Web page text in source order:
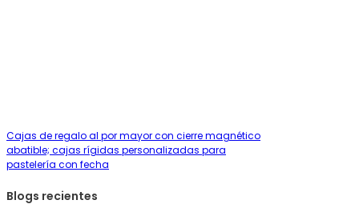
Cajas de regalo al por mayor con cierre magnético
abatible; cajas rígidas personalizadas para
pastelería con fecha
Blogs recientes